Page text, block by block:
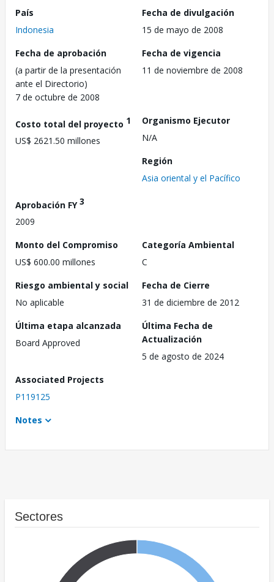
País
Indonesia
Fecha de divulgación
15 de mayo de 2008
Fecha de aprobación
(a partir de la presentación
ante el Directorio)
7 de octubre de 2008
Fecha de vigencia
11 de noviembre de 2008
Costo total del proyecto 1
US$ 2621.50 millones
Organismo Ejecutor
N/A
Región
Asia oriental y el Pacífico
Aprobación FY3
2009
Monto del Compromiso
US$ 600.00 millones
Categoría Ambiental
C
Riesgo ambiental y social
No aplicable
Fecha de Cierre
31 de diciembre de 2012
Última etapa alcanzada
Board Approved
Última Fecha de
Actualización
5 de agosto de 2024
Associated Projects
P119125
Notes
Sectores